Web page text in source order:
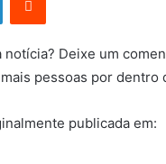
notícia? Deixe um
pessoas por
publicada em: